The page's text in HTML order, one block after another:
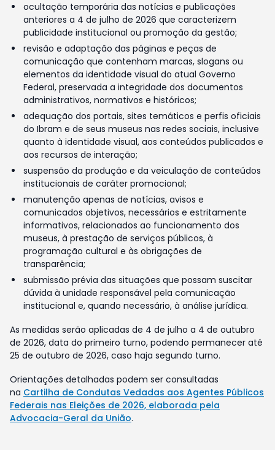
ocultação temporária das notícias e publicações
anteriores a 4 de julho de 2026 que caracterizem
publicidade institucional ou promoção da gestão;
revisão e adaptação das páginas e peças de
comunicação que contenham marcas, slogans ou
elementos da identidade visual do atual Governo
Federal, preservada a integridade dos documentos
administrativos, normativos e históricos;
adequação dos portais, sites temáticos e perfis oficiais
do Ibram e de seus museus nas redes sociais, inclusive
quanto à identidade visual, aos conteúdos publicados e
aos recursos de interação;
suspensão da produção e da veiculação de conteúdos
institucionais de caráter promocional;
manutenção apenas de notícias, avisos e
comunicados objetivos, necessários e estritamente
informativos, relacionados ao funcionamento dos
museus, à prestação de serviços públicos, à
programação cultural e às obrigações de
transparência;
submissão prévia das situações que possam suscitar
dúvida à unidade responsável pela comunicação
institucional e, quando necessário, à análise jurídica.
As medidas serão aplicadas de 4 de julho a 4 de outubro
de 2026, data do primeiro turno, podendo permanecer até
25 de outubro de 2026, caso haja segundo turno.
Orientações detalhadas podem ser consultadas
na Cartilha de Condutas Vedadas aos Agentes Públicos
Federais nas Eleições de 2026, elaborada pela
Advocacia-Geral da União.